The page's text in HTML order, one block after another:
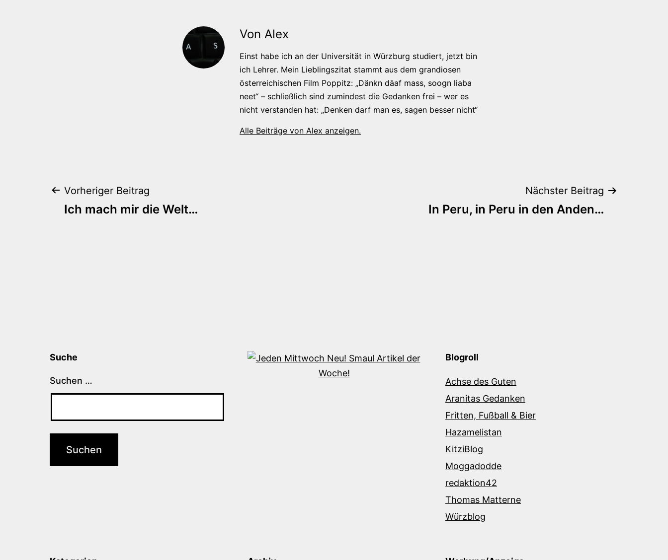
Von Alex
Einst habe ich an der Universität in Würzburg studiert, jetzt bin
ich Lehrer. Mein Lieblingszitat stammt aus dem grandiosen
österreichischen Film Poppitz: „Dänkn däaf mass, soogn liaba
neet“ – schließlich sind zumindest die Gedanken frei – wer es
nicht verstanden hat: „Denken darf man es, sagen besser nicht“
Alle Beiträge von Alex anzeigen.
Beitragsnavigation
Vorheriger Beitrag
Ich mach mir die Welt…
Nächster Beitrag
In Peru, in Peru in den Anden…
Suche
Suchen …
Blogroll
Achse des Guten
Aranitas Gedanken
Fritten, Fußball & Bier
Hazamelistan
KitziBlog
Moggadodde
redaktion42
Thomas Matterne
Würzblog